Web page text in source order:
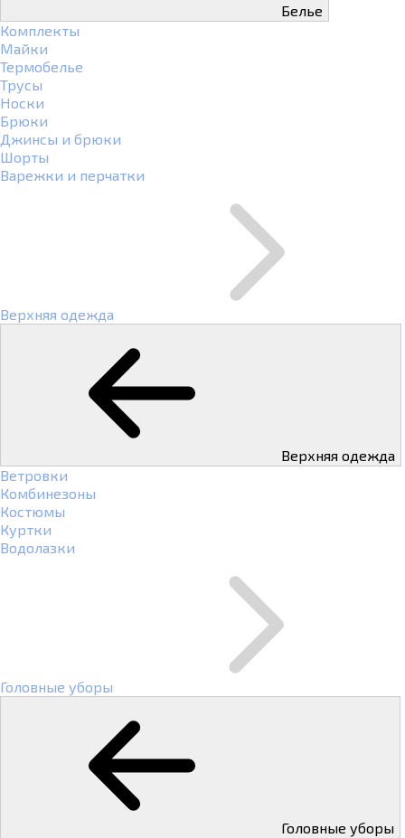
Белье
Комплекты
Майки
Термобелье
Трусы
Носки
Брюки
Джинсы и брюки
Шорты
Варежки и перчатки
Верхняя одежда
Верхняя одежда
Ветровки
Комбинезоны
Костюмы
Куртки
Водолазки
Головные уборы
Головные уборы